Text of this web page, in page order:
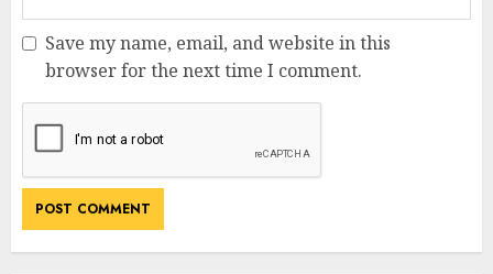
Save my name, email, and website in this
browser for the next time I comment.